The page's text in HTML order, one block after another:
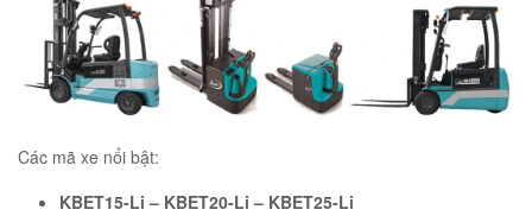
Các mã xe nổi bật:
KBET15-Li – KBET20-Li – KBET25-Li